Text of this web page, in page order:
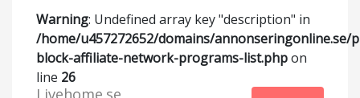
Warning: Undefined array key "description" in
/home/u457272652/domains/annonseringonline.se/
block-affiliate-network-programs-list.phpon
line 26
Livehome.se